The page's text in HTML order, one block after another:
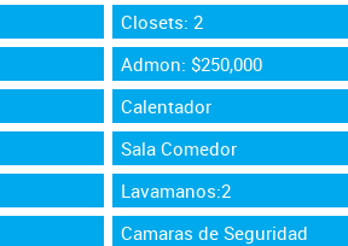
Closets: 2
Admon: $250,000
Calentador
Sala Comedor
Lavamanos:2
Camaras de Seguridad